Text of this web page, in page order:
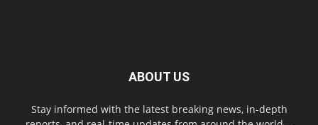
ABOUT US
Stay informed with the latest breaking news, in-depth